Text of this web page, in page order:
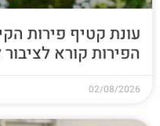
עונת קטיף פירות
הפירות קורא
02/08/2026